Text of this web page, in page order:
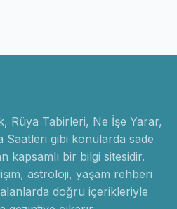
Rüya Tabirleri, Ne İşe Yarar,
Saatleri gibi konularda sade
kapsamlı bir bilgi sitesidir.
astroloji, yaşam rehberi
doğru içerikleriyle